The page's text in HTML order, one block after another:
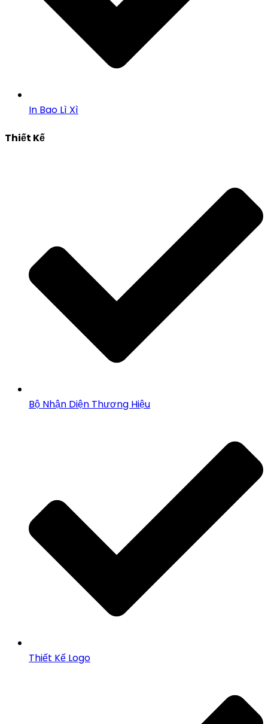
In Bao Lì Xì
Thiết Kế
Bộ Nhận Diện Thương Hiệu
Thiết Kế Logo